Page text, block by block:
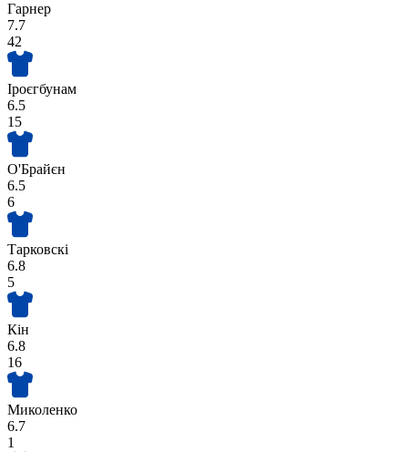
Гарнер
7.7
42
Іроєгбунам
6.5
15
О'Брайєн
6.5
6
Тарковскі
6.8
5
Кін
6.8
16
Миколенко
6.7
1